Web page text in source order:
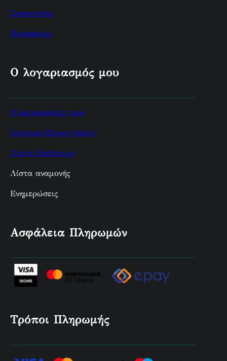
Συνεργάτες
Προσφορές
Ο λογαριασμός μου
Ο λογαριασμός μου
Ιστορικό Παραγγελιών
Λίστα Επιθυμιών
Λίστα αναμονής
Ενημερώσεις
Ασφάλεια Πληρωμών
Τρόποι Πληρωμής